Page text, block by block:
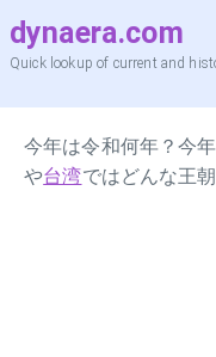
dynaera.com
Quick lookup of current and
今年は令和何年？今
や台湾ではどんな王